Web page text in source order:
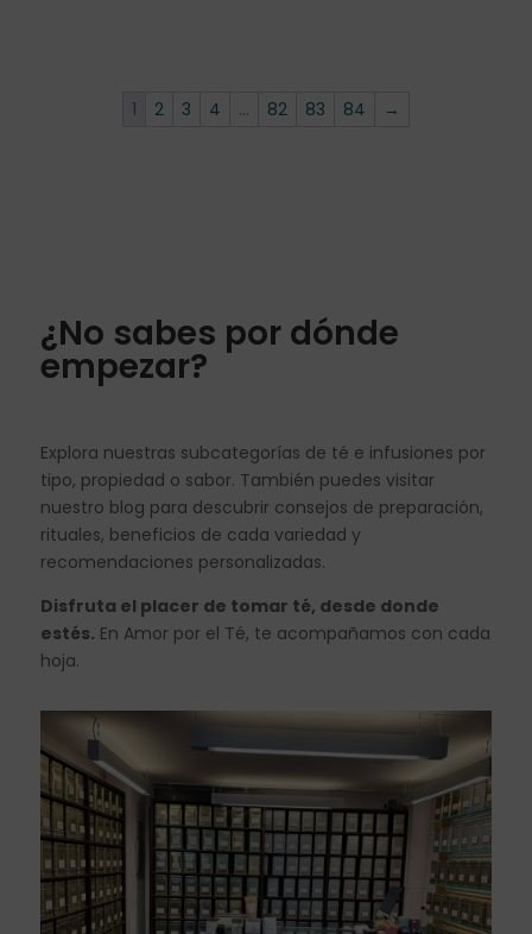
1 2 3 4 … 82 83 84 →
¿No sabes por dónde
empezar?
Explora nuestras subcategorías de té e infusiones por
tipo, propiedad o sabor. También puedes visitar
nuestro blog para descubrir consejos de preparación,
rituales, beneficios de cada variedad y
recomendaciones personalizadas.
Disfruta el placer de tomar té, desde donde
estés. En Amor por el Té, te acompañamos con cada
hoja.